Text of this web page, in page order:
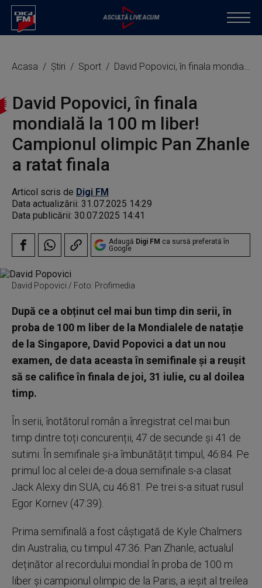
Acasa Știri Sport David Popovici, în finala mondială la 100 m liber! Campionul olimpic Pan Zhanle a ratat finala
David Popovici, în finala
mondială la 100 m liber!
Campionul olimpic Pan Zhanle
a ratat finala
Articol scris de Digi FM
Data actualizării: 31.07.2025 14:29
Data publicării: 30.07.2025 14:41
Adaugă Digi FM ca sursă preferată în
Google
David Popovici / Foto: Profimedia
După ce a obținut cel mai bun timp din serii, în
proba de 100 m liber de la Mondialele de natație
de la Singapore, David Popovici a dat un nou
examen, de data aceasta în semifinale și a reușit
să se califice în finala de joi, 31 iulie, cu al doilea
timp.
În serii, înotătorul român a înregistrat cel mai bun
timp dintre toți concurenții, 47 de secunde și 41 de
sutimi. În semifinale și-a îmbunătățit timpul, 46:84. Pe
primul loc al celei de-a doua semifinale s-a clasat
Jack Alexy din SUA, cu 46:81. Pe trei s-a situat rusul
Egor Kornev (47:39).
Prima semifinală a fost câștigată de Kyle Chalmers
din Australia, cu timpul 47:36. Pan Zhanle, actualul
deținător al recordului mondial în proba de 100 m
liber și campionul olimpic de la Paris, a ieșit al treilea